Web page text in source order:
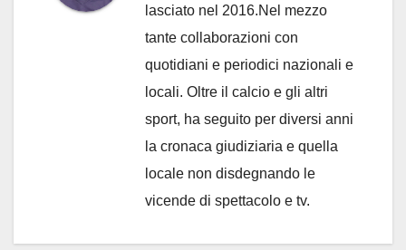
lasciato nel 2016.Nel mezzo
tante collaborazioni con
quotidiani e periodici nazionali e
locali. Oltre il calcio e gli altri
sport, ha seguito per diversi anni
la cronaca giudiziaria e quella
locale non disdegnando le
vicende di spettacolo e tv.